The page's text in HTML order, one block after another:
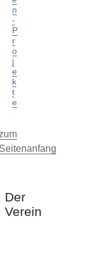
n
-
P
r
o
j
e
k
t
e
zum
Seitenanfang
Der
Verein